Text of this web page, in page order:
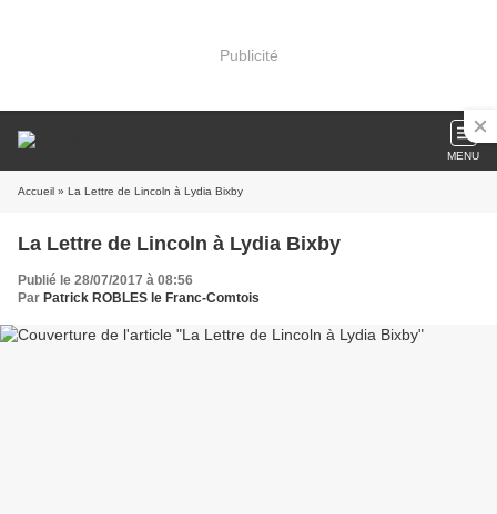
Publicité
MENU
Accueil » La Lettre de Lincoln à Lydia Bixby
La Lettre de Lincoln à Lydia Bixby
Publié le 28/07/2017 à 08:56
Par Patrick ROBLES le Franc-Comtois